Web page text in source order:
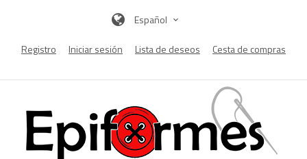
Español
Registro Iniciar sesión Lista de deseos Cesta de compras